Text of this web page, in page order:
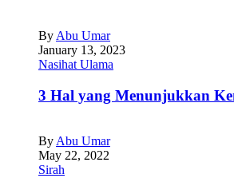
By Abu Umar
January 13, 2023
Nasihat Ulama
3 Hal yang Menunjukkan
By Abu Umar
May 22, 2022
Sirah